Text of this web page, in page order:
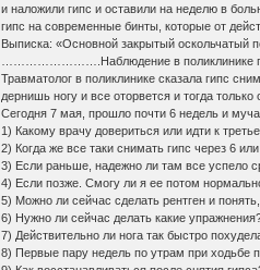
и наложили гипс и оставили на неделю в
гипс на современные бинты, которые от
Выписка: «Основной закрытый
…………………….Наблюдение в поликлинике по
Травматолог в поликлинике сказала гипс
дернишь ногу и все оторвется и тогда
Сегодня 7 мая, прошло почти 6 недель и
1) Какому врачу довериться или идти к
2) Когда же все таки снимать гипс через 6
3) Если раньше, надежно ли там все успело
4) Если позже. Смогу ли я ее потом
5) Можно ли сейчас сделать рентген и
6) Нужно ли сейчас делать какие
7) Действительно ли нога так быстро
8) Первые пару недель по утрам при ходьбе